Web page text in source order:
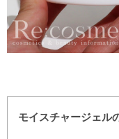
モイスチャージェル